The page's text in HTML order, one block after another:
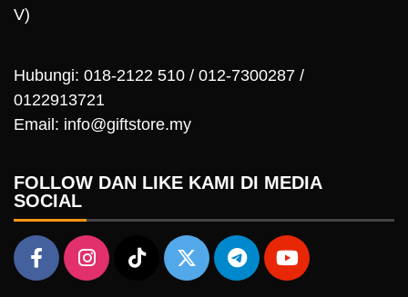
V)
Hubungi: 018-2122 510 / 012-7300287 /
0122913721
Email: info@giftstore.my
FOLLOW DAN LIKE KAMI DI MEDIA
SOCIAL